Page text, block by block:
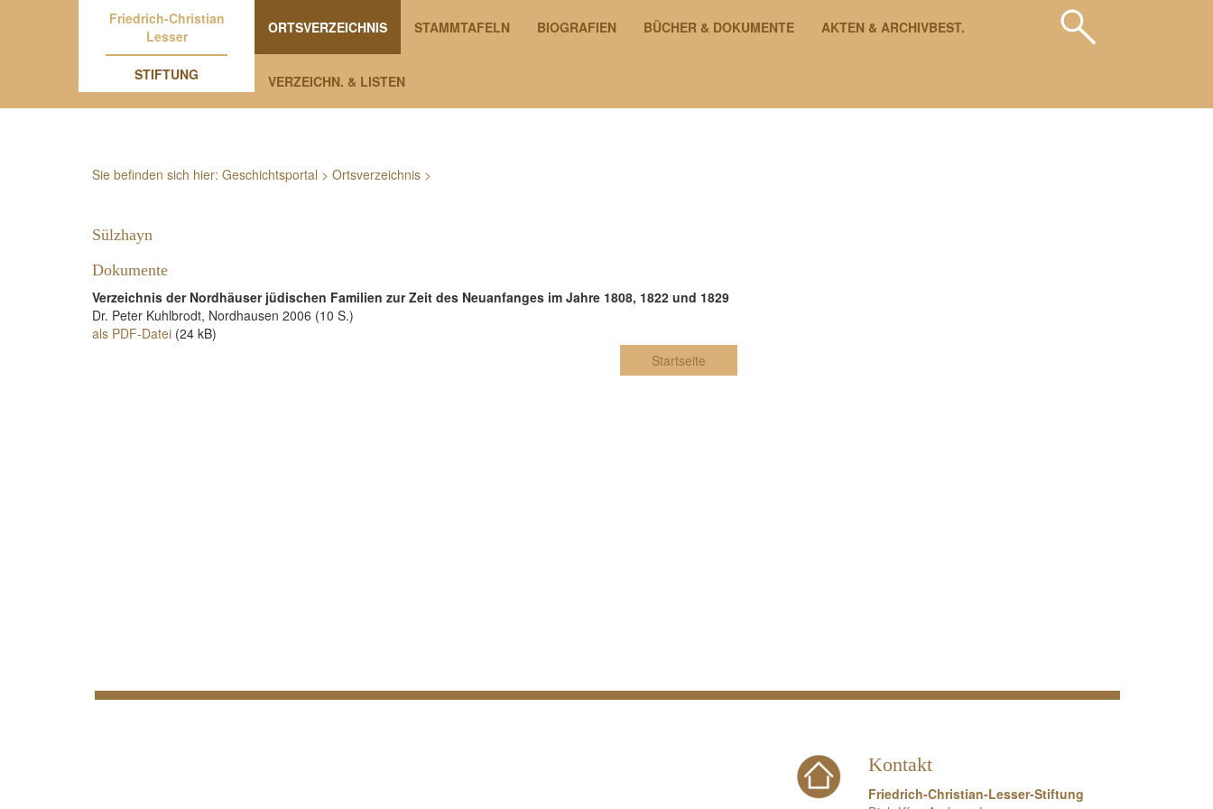
Friedrich-Christian
Lesser
STIFTUNG
ORTSVERZEICHNIS STAMMTAFELN BIOGRAFIEN BÜCHER & DOKUMENTE AKTEN & ARCHIVBEST.
VERZEICHN. & LISTEN
Sie befinden sich hier: Geschichtsportal > Ortsverzeichnis >
Sülzhayn
Dokumente
Verzeichnis der Nordhäuser jüdischen Familien zur Zeit des Neuanfanges im Jahre 1808, 1822 und 1829
Dr. Peter Kuhlbrodt, Nordhausen 2006 (10 S.)
als PDF-Datei (24 kB)
Startseite
Kontakt
Friedrich-Christian-Lesser-Stiftung